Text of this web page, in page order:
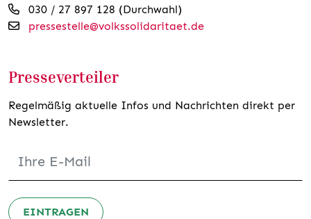
030 / 27 897 128 (Durchwahl)
pressestelle@volkssolidaritaet.de
Presseverteiler
Regelmäßig aktuelle Infos und Nachrichten direkt per
Newsletter.
EINTRAGEN